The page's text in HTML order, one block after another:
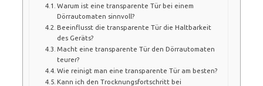
Warum ist eine transparente Tür bei einem
Dörrautomaten sinnvoll?
Beeinflusst die transparente Tür die Haltbarkeit
des Geräts?
Macht eine transparente Tür den Dörrautomaten
teurer?
Wie reinigt man eine transparente Tür am besten?
Kann ich den Trocknungsfortschritt bei